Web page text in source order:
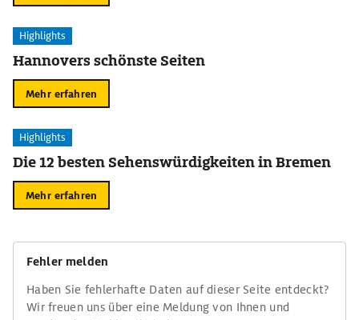
Highlights
Hannovers schönste Seiten
Mehr erfahren
Highlights
Die 12 besten Sehenswürdigkeiten in Bremen
Mehr erfahren
Fehler melden
Haben Sie fehlerhafte Daten auf dieser Seite entdeckt?
Wir freuen uns über eine Meldung von Ihnen und